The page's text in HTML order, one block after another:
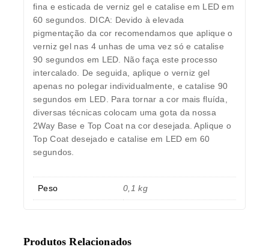
fina e esticada de verniz gel e catalise em LED em
60 segundos. DICA: Devido à elevada
pigmentação da cor recomendamos que aplique o
verniz gel nas 4 unhas de uma vez só e catalise
90 segundos em LED. Não faça este processo
intercalado. De seguida, aplique o verniz gel
apenas no polegar individualmente, e catalise 90
segundos em LED. Para tornar a cor mais fluída,
diversas técnicas colocam uma gota da nossa
2Way Base e Top Coat na cor desejada. Aplique o
Top Coat desejado e catalise em LED em 60
segundos.
Peso 0,1 kg
Produtos Relacionados